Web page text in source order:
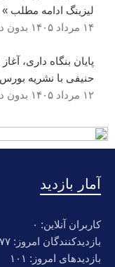
لیزینگ ادامه مطلب »
۱۴ مرداد ۱۴۰۵
بدون
پایان بنگاه داری،
حنیفی با نشریه بورس
۱۲ مرداد ۱۴۰۵
بدون
آمار بازدید
کاربران آنلاین: ۰
بازدیدکنندگان امروز: ۷۷
بازدیدهای امروز: ۱۰۱